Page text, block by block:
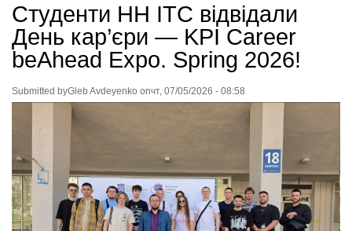
Студенти НН ІТС відвідали
День кар’єри — KPI Career
beAhead Expo. Spring 2026!
Submitted byGleb Avdeyenko onчт, 07/05/2026 - 08:58